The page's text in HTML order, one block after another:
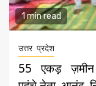
1 min read
उत्तर प्रदेश
55 एकड़